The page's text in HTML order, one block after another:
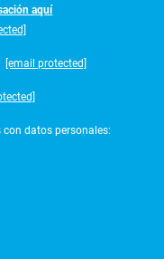
aquí
[email protected]
datos personales: